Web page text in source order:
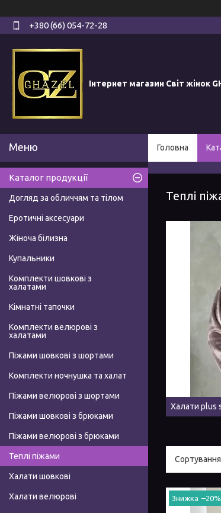
+380 (66) 054-72-28
Інтернет магазин Світ жінок
Головна
Теплі
Халати plus
–20%
Каталог продукції
Догляд за обличчям та тілом
Еротичні аксесуари
Жіноча білизна
Купальники
Комплекти шовкові з
халатами
Кімнатні тапочки
Комплекти велюрові з
халатами
Піжами шовкові з шортами
Комплекти ночнушка та халат
Піжами велюрові з шортами
Піжами шовкові з брюками
Піжами велюрові з брюками
Теплі піжами
Халати шовкові
Халати велюрові